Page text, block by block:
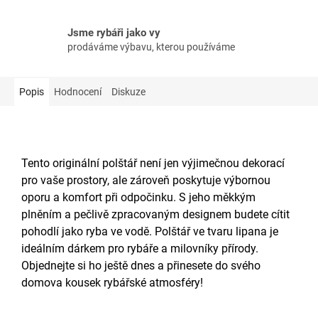
Jsme rybáři jako vy
prodáváme výbavu, kterou používáme
Popis Hodnocení Diskuze
Tento originální polštář není jen výjimečnou dekorací
pro vaše prostory, ale zároveň poskytuje výbornou
oporu a komfort při odpočinku. S jeho měkkým
plněním a pečlivě zpracovaným designem budete cítit
pohodlí jako ryba ve vodě. Polštář ve tvaru lipana je
ideálním dárkem pro rybáře a milovníky přírody.
Objednejte si ho ještě dnes a přinesete do svého
domova kousek rybářské atmosféry!